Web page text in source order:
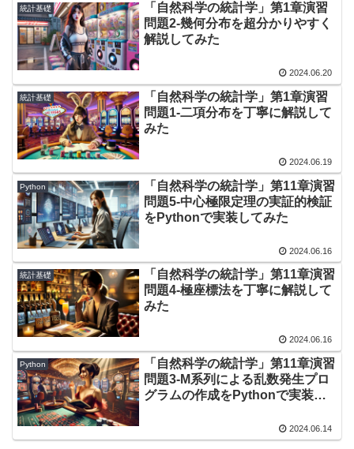
統計基礎
「自然科学の統計学」第1章演習
問題2-幾何分布を超分かりやすく
解説してみた
2024.06.20
統計基礎
「自然科学の統計学」第1章演習
問題1-二項分布を丁寧に解説して
みた
2024.06.19
Python
「自然科学の統計学」第11章演習
問題5-中心極限定理の実証的検証
をPythonで実装してみた
2024.06.16
統計基礎
「自然科学の統計学」第11章演習
問題4-極座標法を丁寧に解説して
みた
2024.06.16
Python
「自然科学の統計学」第11章演習
問題3-M系列による乱数発生プロ
グラムの作成をPythonで実装し
2024.06.14